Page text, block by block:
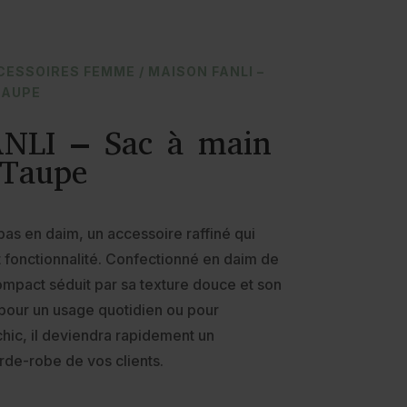
FEMME / MAISON FANLI –
– Sac à main
en daim, un accessoire raffiné qui
Confectionné en daim de
séduit par sa texture douce et son
un usage quotidien ou pour
il deviendra rapidement un
robe de vos clients.